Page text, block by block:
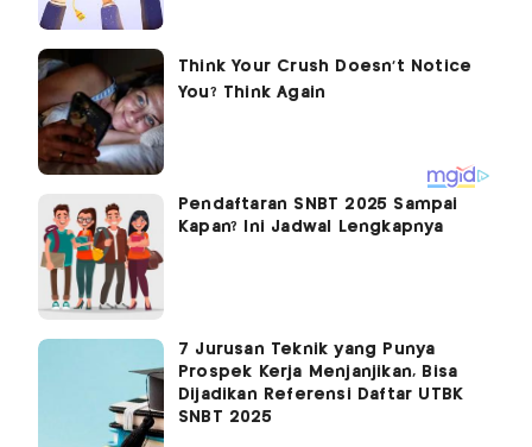
Pendaftaran SNBT 2025 Sampai
Kapan? Ini Jadwal Lengkapnya
7 Jurusan Teknik yang Punya
Prospek Kerja Menjanjikan, Bisa
Dijadikan Referensi Daftar UTBK
SNBT 2025